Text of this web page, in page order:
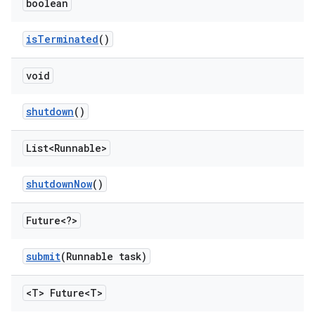
boolean
isTerminated()
void
shutdown()
List<Runnable>
shutdownNow()
Future<?>
submit(Runnable task)
<T> Future<T>